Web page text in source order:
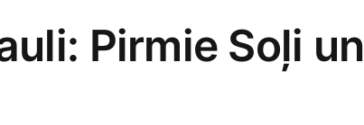
Pirmie Soļi un